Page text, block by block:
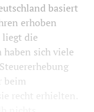
basiert
erhoben
liegt die
haben sich viele
beim
recht erhielten.